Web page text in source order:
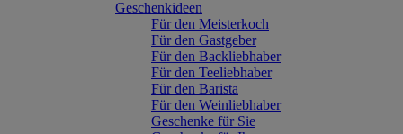
Geschenkideen
Für den Meisterkoch
Für den Gastgeber
Für den Backliebhaber
Für den Teeliebhaber
Für den Barista
Für den Weinliebhaber
Geschenke für Sie